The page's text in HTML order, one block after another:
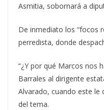
Asmitia, sobornará a
De inmediato los “focos
perredista, donde
“¿Y por qué Marcos nos
Barrales al dirigente
Alvarado, cuando este
del tema.